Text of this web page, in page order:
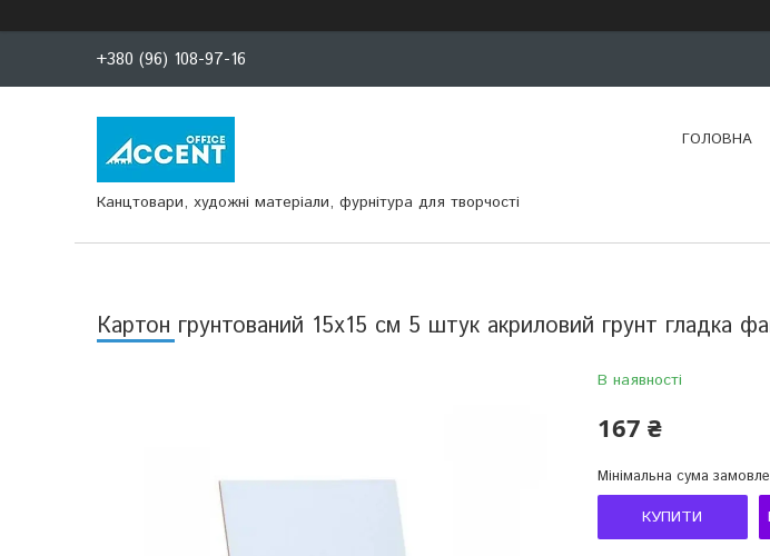
+380 (96) 108-97-16
Канцтовари, художні матеріали, фурнітура для творчості
ГОЛОВНА
Картон грунтований 15х15 см 5 штук акриловий грунт гладка
В наявності
167 ₴
Мінімальна сума
КУПИТИ